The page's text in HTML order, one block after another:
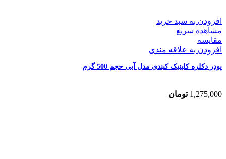
افزودن به سبد خرید
مشاهده سریع
مقایسه
افزودن به علاقه مندی
پودر دکلره کلینیک کیندی مدل آبی حجم 500 گرم
1,275,000 تومان